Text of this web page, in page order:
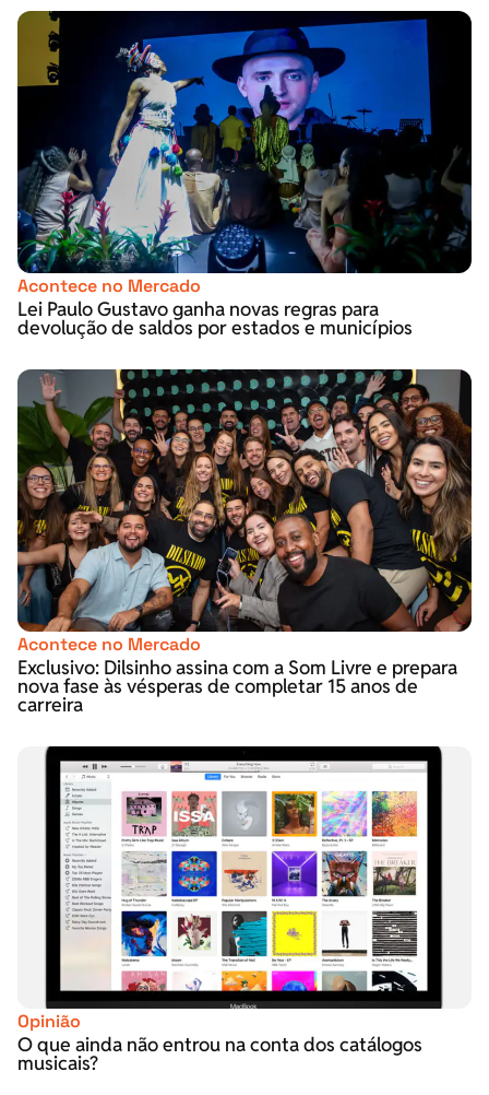
Acontece no Mercado
Lei Paulo Gustavo ganha novas regras para
devolução de saldos por estados e municípios
Acontece no Mercado
Exclusivo: Dilsinho assina com a Som Livre e prepara
nova fase às vésperas de completar 15 anos de
carreira
Opinião
O que ainda não entrou na conta dos catálogos
musicais?